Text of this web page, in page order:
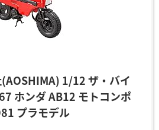
1/12 ザ・バイ
ホンダ AB12 モトコンポ
プラモデル